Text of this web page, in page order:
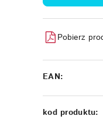
Pobierz
EAN:
kod produktu: